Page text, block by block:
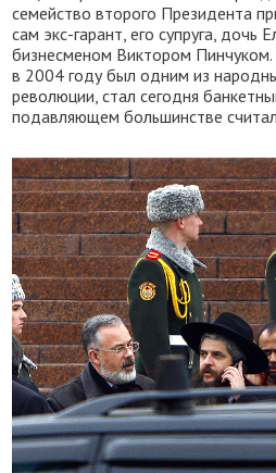
семейство второго Президента
сам экс-гарант, его супруга, дочь
бизнесменом Виктором
в 2004 году был одним из
революции, стал сегодня
подавляющем большинстве